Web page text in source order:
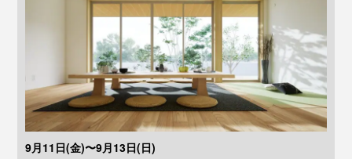
9月11日(金)〜9月13日(日)